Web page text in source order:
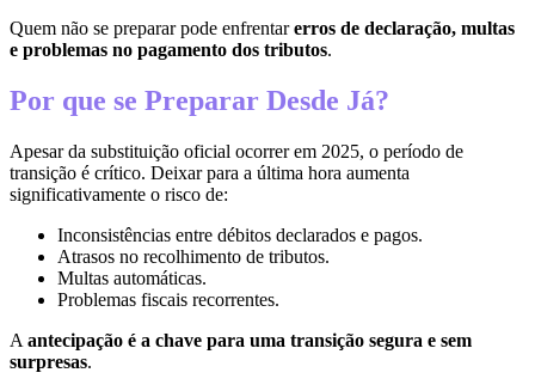
Quem não se preparar pode enfrentarerros de declaração, multas
e problemas no pagamento dos tributos.
Por que se Preparar Desde Já?
Apesar da substituição oficial ocorrer em 2025, o período de
transição é crítico. Deixar para a última hora aumenta
significativamente o risco de:
Inconsistências entre débitos declarados e pagos.
Atrasos no recolhimento de tributos.
Multas automáticas.
Problemas fiscais recorrentes.
A antecipação é a chave para uma transição segura e sem
surpresas.